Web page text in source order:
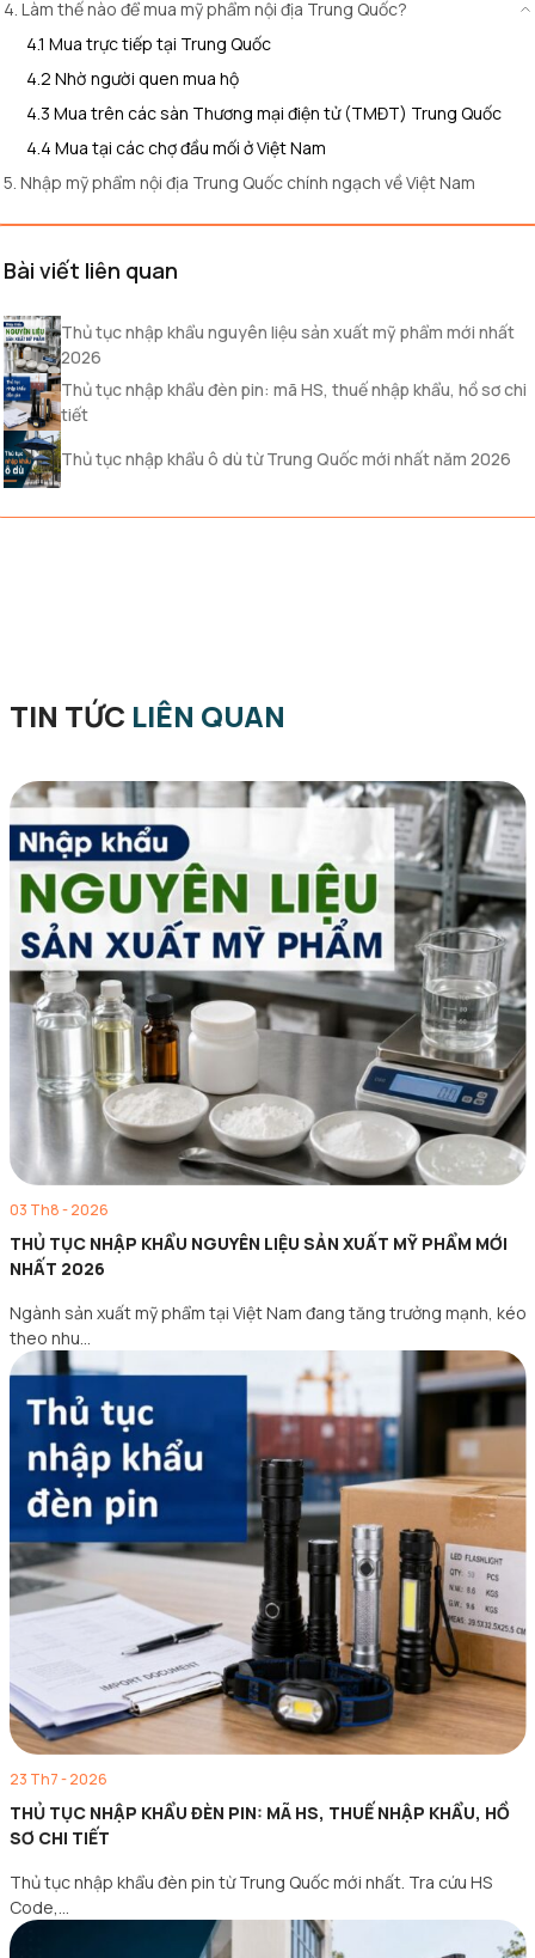
4. Làm thế nào để mua mỹ phẩm nội địa Trung Quốc?
4.1 Mua trực tiếp tại Trung Quốc
4.2 Nhờ người quen mua hộ
4.3 Mua trên các sàn Thương mại điện tử (TMĐT) Trung Quốc
4.4 Mua tại các chợ đầu mối ở Việt Nam
5. Nhập mỹ phẩm nội địa Trung Quốc chính ngạch về Việt Nam
Bài viết liên quan
Thủ tục nhập khẩu nguyên liệu sản xuất mỹ phẩm mới nhất
2026
Thủ tục nhập khẩu đèn pin: mã HS, thuế nhập khẩu, hồ sơ chi
tiết
Thủ tục nhập khẩu ô dù từ Trung Quốc mới nhất năm 2026
TIN TỨC LIÊN QUAN
03 Th8 - 2026
THỦ TỤC NHẬP KHẨU NGUYÊN LIỆU SẢN XUẤT MỸ PHẨM MỚI
NHẤT 2026
Ngành sản xuất mỹ phẩm tại Việt Nam đang tăng trưởng mạnh, kéo
theo nhu…
23 Th7 - 2026
THỦ TỤC NHẬP KHẨU ĐÈN PIN: MÃ HS, THUẾ NHẬP KHẨU, HỒ
SƠ CHI TIẾT
Thủ tục nhập khẩu đèn pin từ Trung Quốc mới nhất. Tra cứu HS
Code,…